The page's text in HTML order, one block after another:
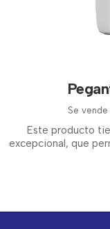
Se
Este producto
excepcional, que